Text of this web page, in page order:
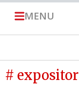
MENU
# expositor